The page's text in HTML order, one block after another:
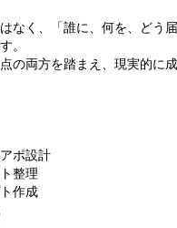
なく、「誰に、何を、どう
。
の両方を踏まえ、現実的に
ポ設計
整理
作成